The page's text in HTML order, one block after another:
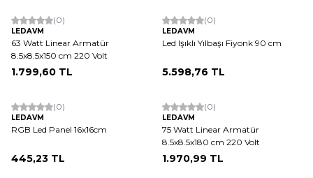
(0)
LEDAVM
63 Watt Linear Armatür
8.5x8.5x150 cm 220 Volt
1.799,60 TL
(0)
LEDAVM
Led Işıklı Yılbaşı Fiyonk 90 cm
5.598,76 TL
(0)
LEDAVM
RGB Led Panel 16x16cm
445,23 TL
(0)
LEDAVM
75 Watt Linear Armatür
8.5x8.5x180 cm 220 Volt
1.970,99 TL